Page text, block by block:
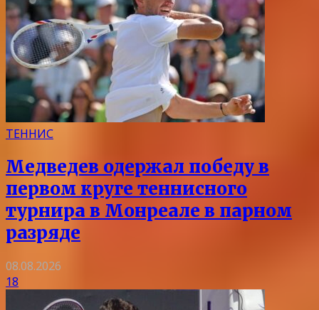
ТЕННИС
Медведев одержал победу в
первом круге теннисного
турнира в Монреале в парном
разряде
08.08.2026
18